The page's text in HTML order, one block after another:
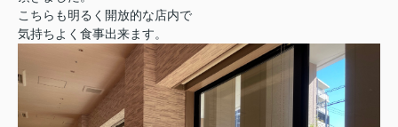
こちらも明るく開放的な店内で
気持ちよく食事出来ます。